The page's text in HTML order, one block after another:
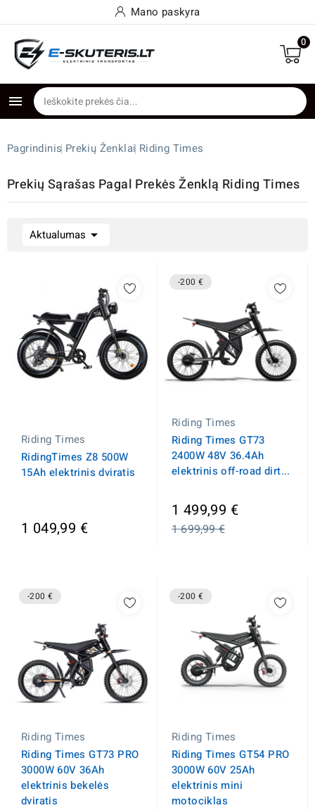
Mano paskyra
0

Pagrindinis Prekių Ženklai Riding Times
Prekių Sąrašas Pagal Prekės Ženklą Riding Times
Aktualumas 
Riding Times
RidingTimes Z8 500W
15Ah elektrinis dviratis
1 049,99 €
-200 €
Riding Times
Riding Times GT73
2400W 48V 36.4Ah
elektrinis off-road dirt...
1 499,99 €Įprasta
1 699,99 €
-200 €
Riding Times
Riding Times GT73 PRO
3000W 60V 36Ah
elektrinis bekelės
dviratis
-200 €
Riding Times
Riding Times GT54 PRO
3000W 60V 25Ah
elektrinis mini
motociklas